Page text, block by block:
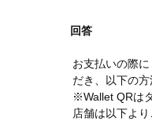
回答
お支払いの際
だき、以下の方
※Wallet QRは
店舗は以下より